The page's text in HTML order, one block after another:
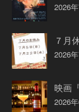
2026
７月
2026
映画
2026